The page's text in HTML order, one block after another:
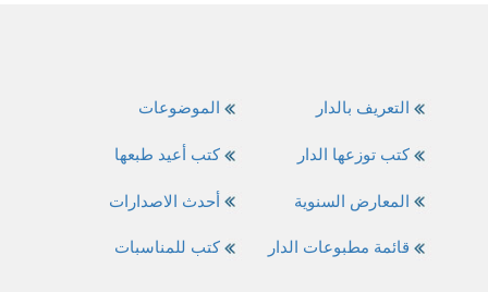
الموضوعات
كتب أعيد طبعها
أحدث الاصدارات
كتب للمناسبات
التعريف بالدار
كتب توزعها الدار
المعارض السنوية
قائمة مطبوعات الدار